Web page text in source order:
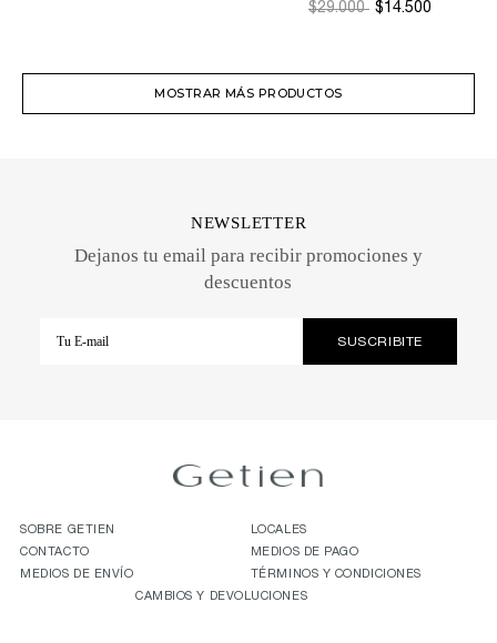
$29.000 $14.500
MOSTRAR MÁS PRODUCTOS
NEWSLETTER
Dejanos tu email para recibir promociones y
descuentos
SOBRE GETIEN
LOCALES
CONTACTO
MEDIOS DE PAGO
MEDIOS DE ENVÍO
TÉRMINOS Y CONDICIONES
CAMBIOS Y DEVOLUCIONES